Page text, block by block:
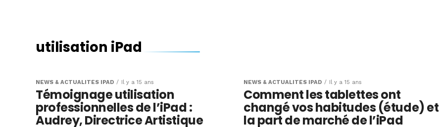
UTILISATION IPAD
enregistreuse
fonctionnelle et pas chère
utilisation iPad
NEWS & ACTUALITÉS IPAD Il y a 15 ans
Témoignage utilisation
professionnelles de l’iPad :
Audrey, Directrice Artistique
NEWS & ACTUALITÉS IPAD Il y a 15 ans
Comment les tablettes ont
changé vos habitudes (étude) et
la part de marché de l’iPad